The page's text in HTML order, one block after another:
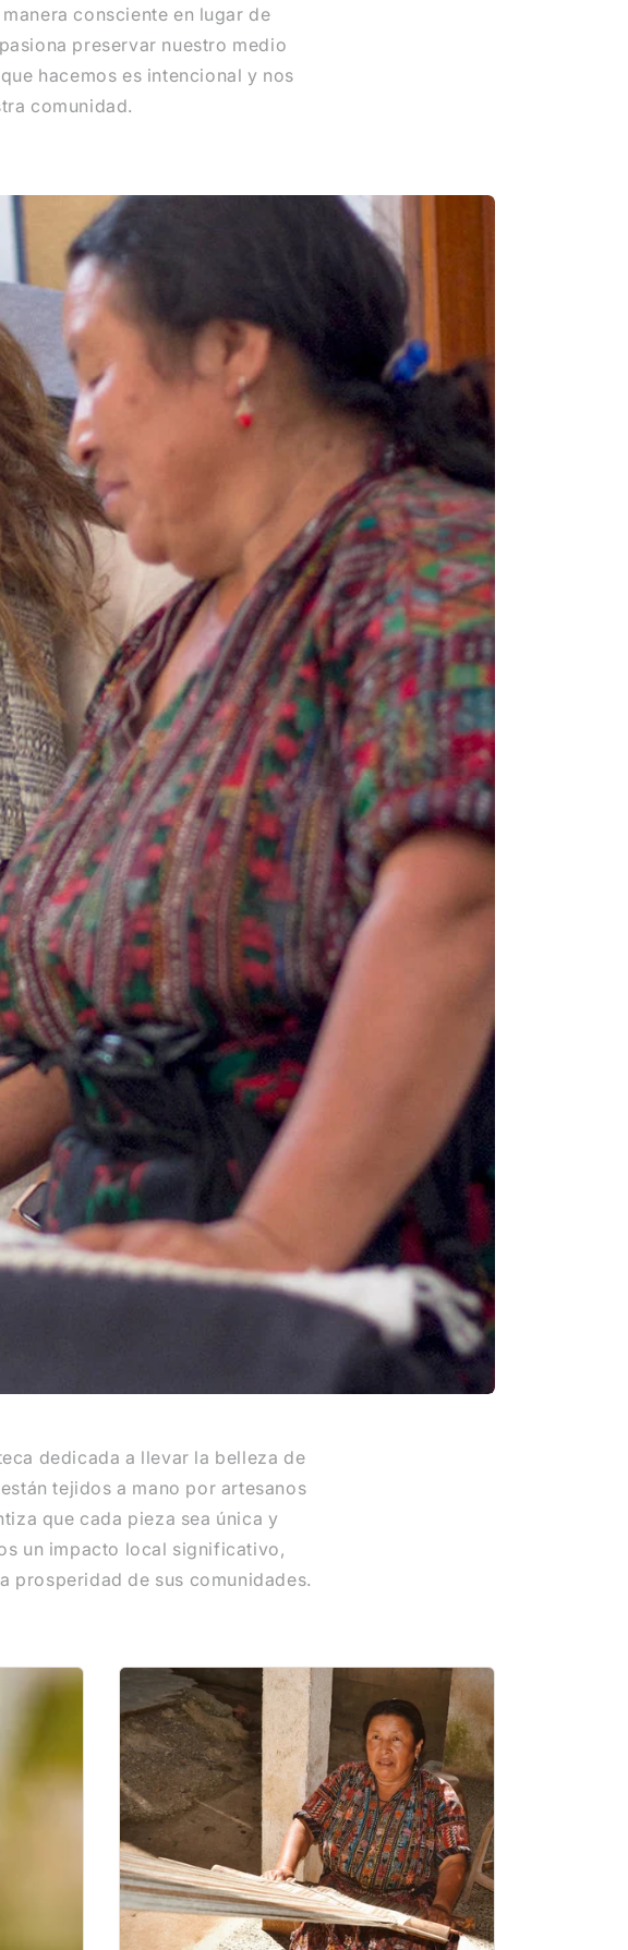
consciente en lugar de
preservar nuestro medio
hacemos es intencional y nos
comunidad.
dedicada a llevar la belleza de
tejidos a mano por artesanos
que cada pieza sea única y
un impacto local significativo,
prosperidad de sus comunidades.